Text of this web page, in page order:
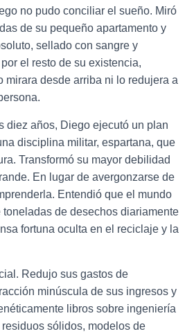
no pudo conciliar el sueño. Miró
de su pequeño apartamento y
sellado con sangre y
el resto de su existencia,
mirara desde arriba ni lo redujera a
diez años, Diego ejecutó un plan
disciplina militar, espartana, que
Transformó su mayor debilidad
En lugar de avergonzarse de
Entendió que el mundo
de desechos diariamente
fortuna oculta en el reciclaje y la
Redujo sus gastos de
minúscula de sus ingresos y
libros sobre ingeniería
sólidos, modelos de